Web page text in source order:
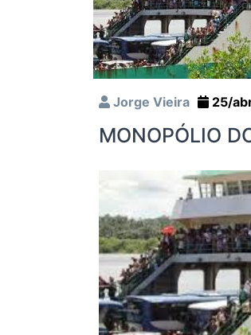
Jorge Vieira 25/
MONOPÓLIO